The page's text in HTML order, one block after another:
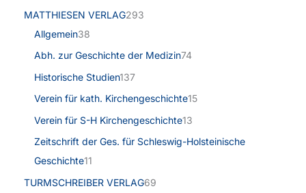
MATTHIESEN VERLAG293
Allgemein38
Abh. zur Geschichte der Medizin74
Historische Studien137
Verein für kath. Kirchengeschichte15
Verein für S-H Kirchengeschichte13
Zeitschrift der Ges. für Schleswig-Holsteinische
Geschichte11
TURMSCHREIBER VERLAG69